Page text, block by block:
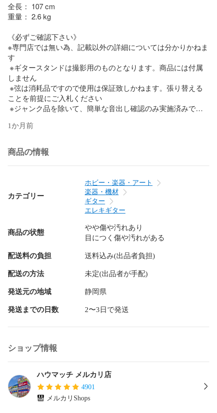
全長： 107 cm
重量： 2.6 kg
《必ずご確認下さい》
※専門店では無い為、記載以外の詳細については分かりかねま
す
※ギタースタンドは撮影用のものとなります。商品には付属
しません
※弦は消耗品ですので使用は保証致しかねます。張り替える
ことを前提にご入札ください
※ジャンク品を除いて、簡単な音出し確認のみ実施済みで
りません
【状態・その他備考】
微スレや小さい凹み・金属部分のくすみがみられますが、状
態は良好となります。
ソフトケースに経年汚れなど使用感がございます。
おまけで弦をおつけいたします。(未使用品・中古品混在)
この度は当店の商品をご覧いただき、誠にありがとうござい
当店はリユースショップとして、「まだ使える価値あるモ
ノ」を次のお客様へお届けすることを目的に、日々取り組ん
でおります。
中古品を安心してお迎えいただくために、以下の内容をご確
認のうえご購入をお願いいたします。
1. 商品の状態について
弊社はリユース（中古）品を取り扱う店舗です。
未開封・未使用表記の商品も、一度お客様の手に渡ったお品
を再販売しております。
※購入時期・使用頻度などの詳細は不明です。
※未使用品でも保管・展示に伴うスレや小キズ等が見られる場
合がございます。
※記載のない見落としがあった場合でも、現品を優先とさせて
1か月前
商品の情報
カテゴリー
ホビー・楽器・アート
楽器・機材
ギター
エレキギター
商品の状態
やや傷や汚れあり
目につく傷や汚れがある
配送料の負担 送料込み(出品者負担)
配送の方法 未定(出品者が手配)
発送元の地域 静岡県
発送までの日数 2〜3日で発送
ショップ情報
ハウマッチ メルカリ店
4901
メルカリShops